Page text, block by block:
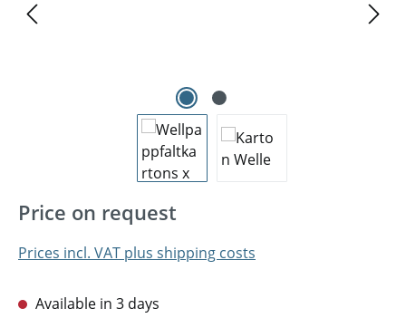
Price on request
Prices incl. VAT plus shipping costs
Available in 3 days